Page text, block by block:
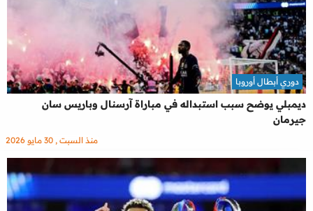
ديمبلي يوضح سبب استبداله في مباراة آرسنال وباريس سان
جيرمان
دوري أبطال أوروبا
منذ السبت , 30 مايو 2026